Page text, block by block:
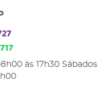
às 17h30 Sábados